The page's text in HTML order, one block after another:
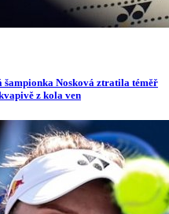
Nosková ztratila téměř
z kola ven